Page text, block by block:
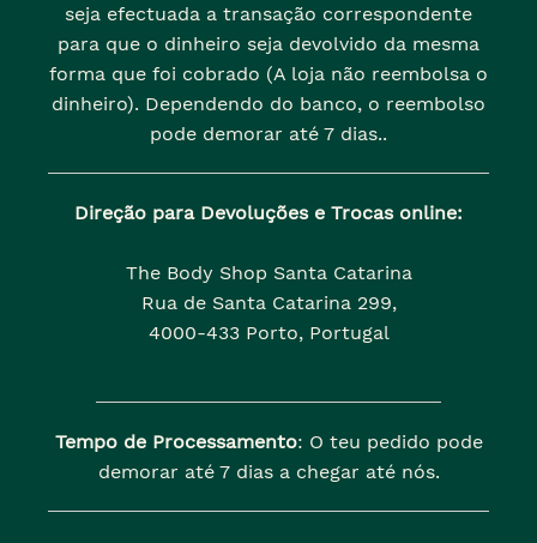
seja efectuada a transação correspondente
para que o dinheiro seja devolvido da mesma
forma que foi cobrado (A loja não reembolsa o
dinheiro). Dependendo do banco, o reembolso
pode demorar até 7 dias..
Direção para Devoluções e Trocas online:
The Body Shop Santa Catarina
Rua de Santa Catarina 299,
4000-433 Porto, Portugal
Tempo de Processamento: O teu pedido pode
demorar até 7 dias a chegar até nós.